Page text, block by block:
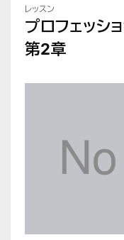
レッスン
プロフェッシ
第2章